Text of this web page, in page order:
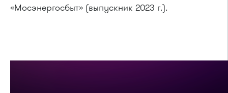
«Мосэнергосбыт» (выпускник 2023 г.).